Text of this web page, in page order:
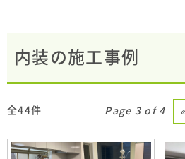
内装の施工事例
全44件 Page 3 of 4 «